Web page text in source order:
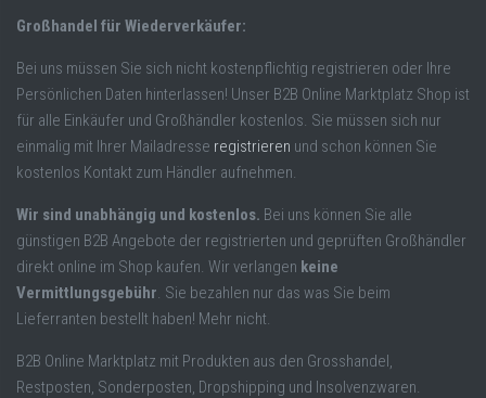
Großhandel für Wiederverkäufer:
Bei uns müssen Sie sich nicht kostenpflichtig registrieren oder Ihre
Persönlichen Daten hinterlassen! Unser B2B Online Marktplatz Shop ist
für alle Einkäufer und Großhändler kostenlos. Sie müssen sich nur
einmalig mit Ihrer Mailadresse registrieren und schon können Sie
kostenlos Kontakt zum Händler aufnehmen.
Wir sind unabhängig und kostenlos. Bei uns können Sie alle
günstigen B2B Angebote der registrierten und geprüften Großhändler
direkt online im Shop kaufen. Wir verlangen keine
Vermittlungsgebühr. Sie bezahlen nur das was Sie beim
Lieferranten bestellt haben! Mehr nicht.
B2B Online Marktplatz mit Produkten aus den Grosshandel,
Restposten, Sonderposten, Dropshipping und Insolvenzwaren.